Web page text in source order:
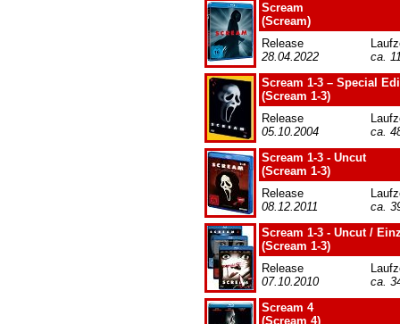
Scream
(Scream)
Release
28.04.2022
ca.
Scream 1-3 – Special
(Scream 1-3)
Release
05.10.2004
ca.
Scream 1-3 - Uncut
(Scream 1-3)
Release
08.12.2011
ca.
Scream 1-3 - Uncut /
(Scream 1-3)
Release
07.10.2010
ca.
Scream 4
(Scream 4)